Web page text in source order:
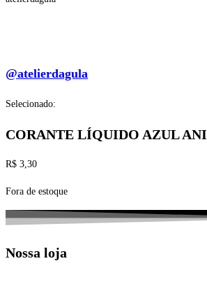
@atelierdagula
Selecionado:
CORANTE LÍQUIDO AZUL
R$ 3,30
Fora de estoque
Nossa loja